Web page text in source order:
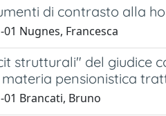
di contrasto alla
01 Nugnes, Francesca
strutturali" del giudice
materia pensionistica
01 Brancati, Bruno